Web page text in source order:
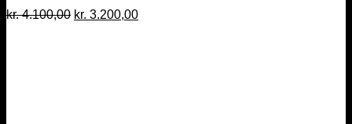
kr.4.100,00 Den
kr. 3.200,00Den